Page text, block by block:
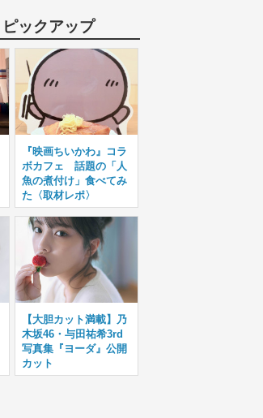
ピックアップ
『映画ちいかわ』コラ
ボカフェ 話題の「人
魚の煮付け」食べてみ
た〈取材レポ〉
【大胆カット満載】乃
木坂46・与田祐希3rd
写真集『ヨーダ』公開
カット